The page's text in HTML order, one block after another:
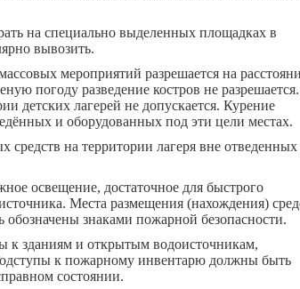
на специально выделенных площадках в
вывозить.
мероприятий разрешается на
погоду разведение костров не разрешается.
детских лагерей не допускается. Курение
и оборудованных под эти цели местах.
средств на территории лагеря вне отведенных
освещение, достаточное для быстрого
Места размещения (нахождения)
знаками пожарной безопасности.
к зданиям и открытым водоисточникам,
к пожарному инвентарю должны быть
состоянии.